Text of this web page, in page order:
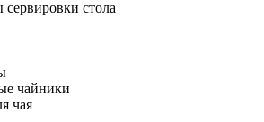
стола
чайники
чая